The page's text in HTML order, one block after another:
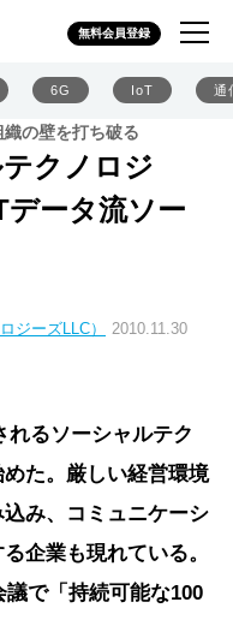
無料会員登録
6G IoT 通
織の壁を打ち破る
テクノロジ
ータ流ソー
ジーズLLC） 2010.11.30
れるソーシャルテク
た。厳しい経営環境
み、コミュニケーシ
企業も現れている。
で「持続可能な100